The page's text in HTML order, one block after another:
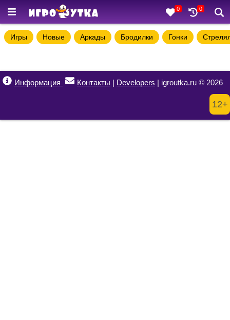
0 0
Игры Новые Аркады Бродилки Гонки
Информация Контакты | Developers | igroutka.ru © 2026
12+